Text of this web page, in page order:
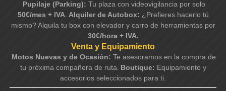
Pupilaje (Parking): Tu plaza con videovigilancia por solo
50€/mes + IVA. Alquiler de Autobox: ¿Prefieres hacerlo tú
mismo? Alquila tu box con elevador y carro de herramientas por
30€/hora + IVA.
Venta y Equipamiento
Motos Nuevas y de Ocasión: Te asesoramos en la compra de
tu próxima compañera de ruta. Boutique: Equipamiento y
accesorios seleccionados para ti.